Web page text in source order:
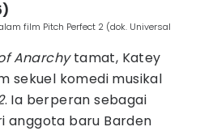
film Pitch Perfect 2 (dok. Universal
Anarchytamat, Katey
sekuel komedi musikal
. Ia berperan sebagai
anggota baru Barden